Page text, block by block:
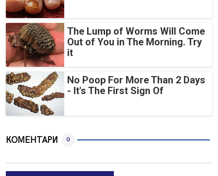
The Lump of Worms Will Come
Out of You in The Morning. Try
it
No Poop For More Than 2 Days
- It's The First Sign Of
КОМЕНТАРИ 0